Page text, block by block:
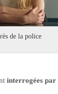
de la police
interrogées